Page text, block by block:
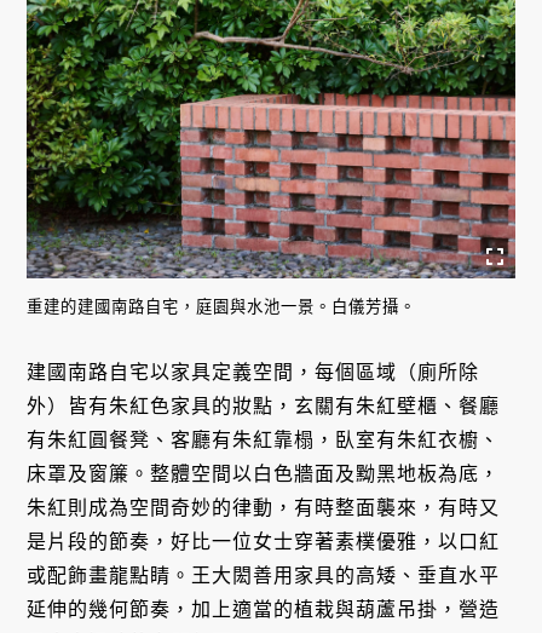
重建的建國南路自宅，庭園與水池一景。白儀芳攝。
建國南路自宅以家具定義空間，每個區域（廁所除
外）皆有朱紅色家具的妝點，玄關有朱紅壁櫃、餐廳
有朱紅圓餐凳、客廳有朱紅靠榻，臥室有朱紅衣櫥、
床罩及窗簾。整體空間以白色牆面及黝黑地板為底，
朱紅則成為空間奇妙的律動，有時整面襲來，有時又
是片段的節奏，好比一位女士穿著素樸優雅，以口紅
或配飾畫龍點睛。王大閎善用家具的高矮、垂直水平
延伸的幾何節奏，加上適當的植栽與葫蘆吊掛，營造